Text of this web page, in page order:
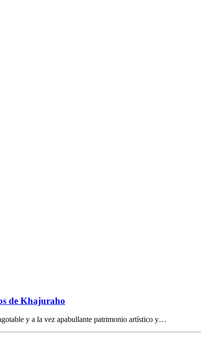
de Khajuraho
y a la vez apabullante patrimonio artístico y…